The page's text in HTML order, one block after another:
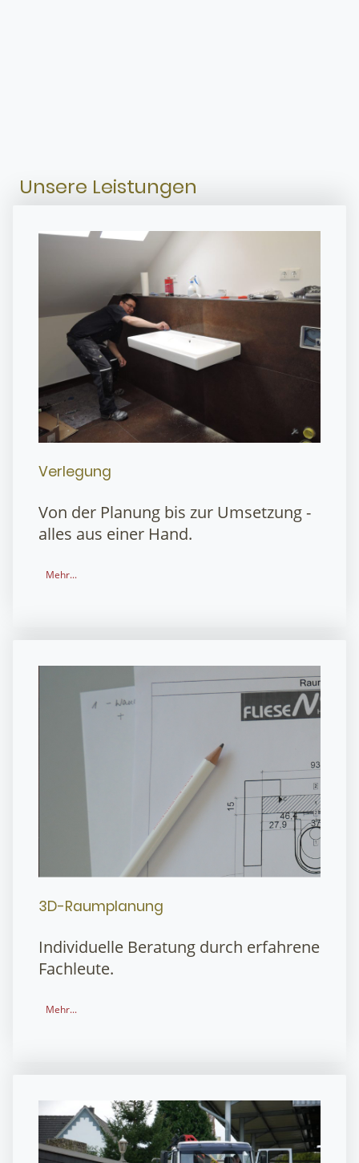
Unsere Leistungen
Verlegung
Von der Planung bis zur Umsetzung -
alles aus einer Hand.
Mehr...
3D-Raumplanung
Individuelle Beratung durch erfahrene
Fachleute.
Mehr...